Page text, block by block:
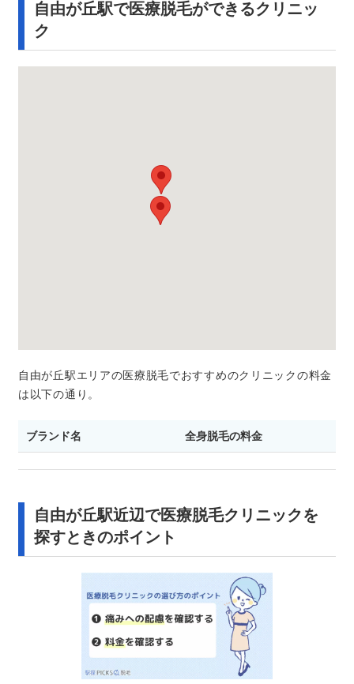
自由が丘駅で医療脱毛ができるクリニッ
ク
自由が丘駅エリアの医療脱毛でおすすめのクリニックの料金
は以下の通り。
ブランド名 全身脱毛の料金
自由が丘駅近辺で医療脱毛クリニックを
探すときのポイント